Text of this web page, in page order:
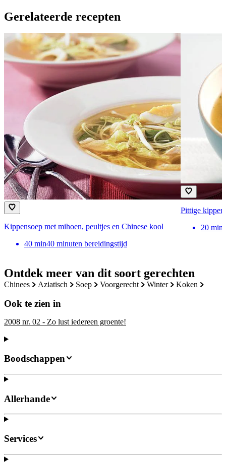
Ontdek meer van dit soort gerechten
chinees aziatisch soep voorgerecht winter koken
Ook te zien in
2008 nr. 02 - Zo lust iedereen groente!
Gerelateerde recepten
Kippensoep met mihoen, peultjes en Chinese kool
40 min40 minuten bereidingstijd
Pittige
20 min
Boodschappen
Allerhande
Services